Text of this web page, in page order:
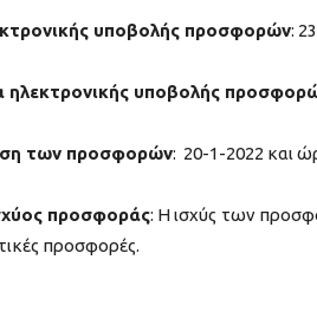
υποβολής προσφορών:
ηλεκτρονικής υποβολής
των προσφορών: 20-1-2022 και
προσφοράς: Η ισχύς των
προσφορές.